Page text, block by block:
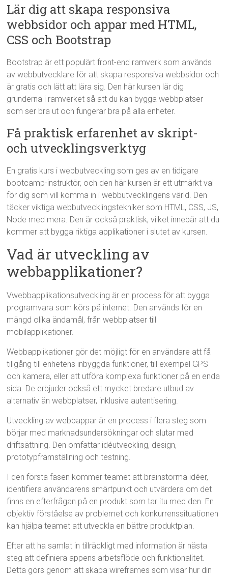
Lär dig att skapa responsiva
webbsidor och appar med HTML,
CSS och Bootstrap
Bootstrap är ett populärt front-end ramverk som används
av webbutvecklare för att skapa responsiva webbsidor och
är gratis och lätt att lära sig. Den här kursen lär dig
grunderna i ramverket så att du kan bygga webbplatser
som ser bra ut och fungerar bra på alla enheter.
Få praktisk erfarenhet av skript-
och utvecklingsverktyg
En gratis kurs i webbutveckling som ges av en tidigare
bootcamp-instruktör, och den här kursen är ett utmärkt val
för dig som vill komma in i webbutvecklingens värld. Den
täcker viktiga webbutvecklingstekniker som HTML, CSS, JS,
Node med mera. Den är också praktisk, vilket innebär att du
kommer att bygga riktiga applikationer i slutet av kursen.
Vad är utveckling av
webbapplikationer?
Vwebbapplikationsutveckling är en process för att bygga
programvara som körs på internet. Den används för en
mängd olika ändamål, från webbplatser till
mobilapplikationer.
Webbapplikationer gör det möjligt för en användare att få
tillgång till enhetens inbyggda funktioner, till exempel GPS
och kamera, eller att utföra komplexa funktioner på en enda
sida. De erbjuder också ett mycket bredare utbud av
alternativ än webbplatser, inklusive autentisering.
Utveckling av webbappar är en process i flera steg som
börjar med marknadsundersökningar och slutar med
driftsättning. Den omfattar idéutveckling, design,
prototypframställning och testning.
I den första fasen kommer teamet att brainstorma idéer,
identifiera användarens smärtpunkt och utvärdera om det
finns en efterfrågan på en produkt som tar itu med den. En
objektiv förståelse av problemet och konkurrenssituationen
kan hjälpa teamet att utveckla en bättre produktplan.
Efter att ha samlat in tillräckligt med information är nästa
steg att definiera appens arbetsflöde och funktionalitet.
Detta görs genom att skapa wireframes som visar hur din